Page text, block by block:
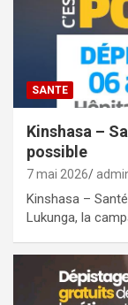
SANTE
Kinshasa –
possible
7 mai 2026
Kinshasa –
Lukunga, la